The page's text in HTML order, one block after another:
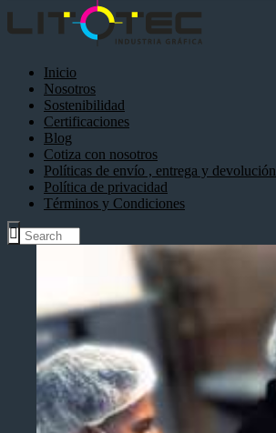
Inicio
Nosotros
Sostenibilidad
Certificaciones
Blog
Cotiza con nosotros
Políticas de envío , entrega y devolución
Política de privacidad
Términos y Condiciones